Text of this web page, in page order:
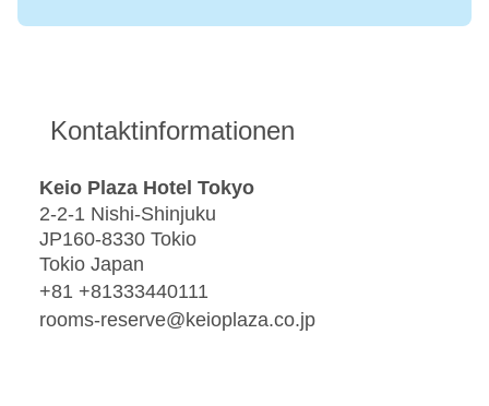
Kontaktinformationen
Keio Plaza Hotel Tokyo
2-2-1 Nishi-Shinjuku
JP160-8330 Tokio
Tokio Japan
+81 +81333440111
rooms-reserve@keioplaza.co.jp